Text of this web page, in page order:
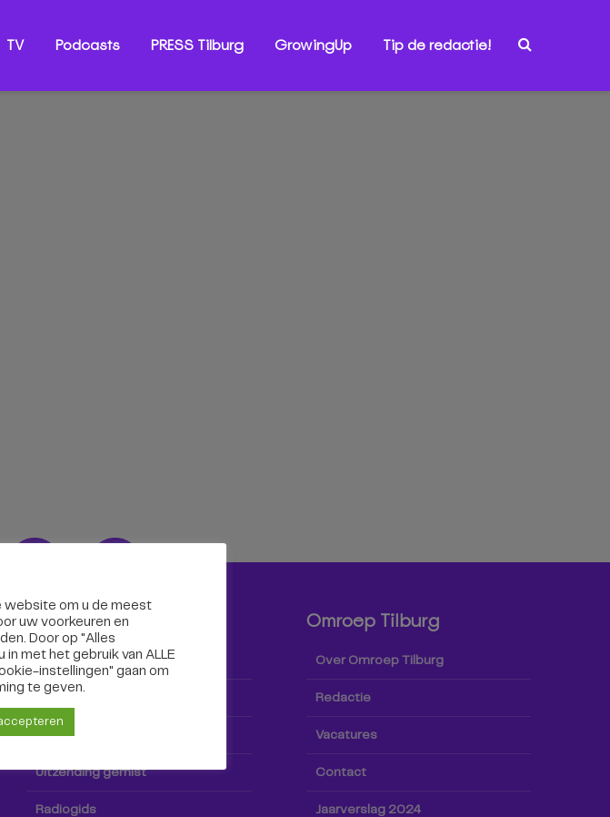
TV Podcasts PRESS Tilburg GrowingUp Tip de redactie!
Radio & TV
Kijk tv
Radio
TV-gids
Uitzending gemist
Radiogids
Omroep Tilburg
Over Omroep Tilburg
Redactie
Vacatures
Contact
Jaarverslag 2024
website om u de meest
uw voorkeuren en
Door op "Alles
met het gebruik van ALLE
instellingen" gaan om
te geven.